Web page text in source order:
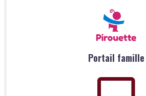
Portail famille